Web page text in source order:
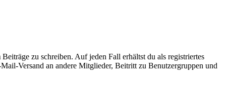
zu schreiben. Auf jeden Fall erhältst du als registriertes
Versand an andere Mitglieder, Beitritt zu Benutzergruppen und